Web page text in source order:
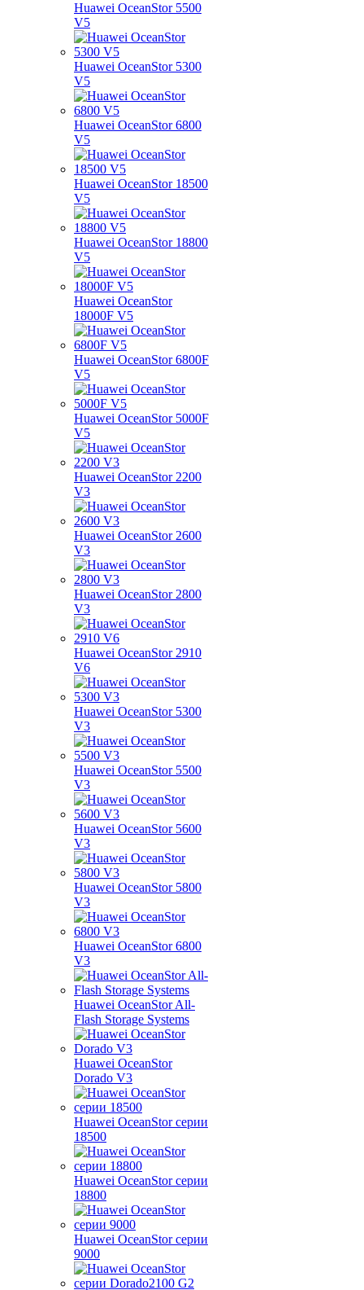
Huawei OceanStor 5500
V5
Huawei OceanStor 5300
V5
Huawei OceanStor 6800
V5
Huawei OceanStor 18500
V5
Huawei OceanStor 18800
V5
Huawei OceanStor
18000F V5
Huawei OceanStor 6800F
V5
Huawei OceanStor 5000F
V5
Huawei OceanStor 2200
V3
Huawei OceanStor 2600
V3
Huawei OceanStor 2800
V3
Huawei OceanStor 2910
V6
Huawei OceanStor 5300
V3
Huawei OceanStor 5500
V3
Huawei OceanStor 5600
V3
Huawei OceanStor 5800
V3
Huawei OceanStor 6800
V3
Huawei OceanStor All-
Flash Storage Systems
Huawei OceanStor
Dorado V3
Huawei OceanStor серии
18500
Huawei OceanStor серии
18800
Huawei OceanStor серии
9000